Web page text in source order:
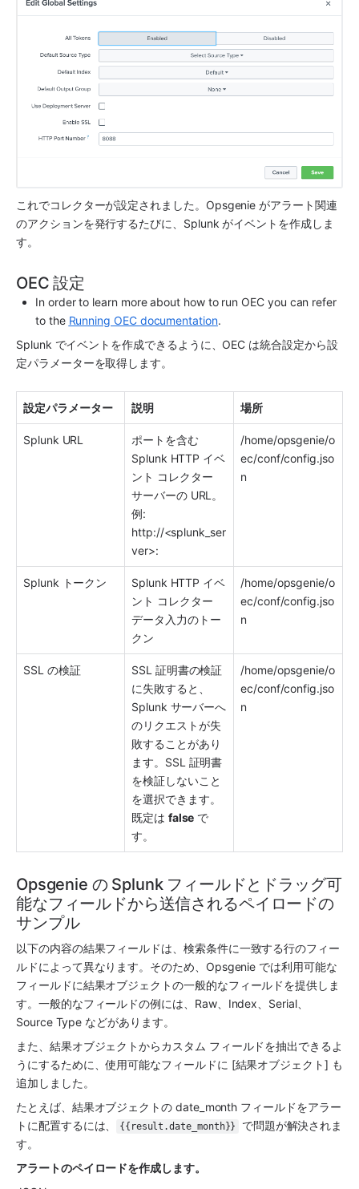
これでコレクターが設定されました。 Opsgenie がアラート関連
のアクションを発行するたびに、 Splunk がイベントを作成しま
す。
OEC 設定
In order to learn more about how to run OEC you can refer
to the Running OEC documentation.
Splunk でイベントを作成できるように、OEC は統合設定から設
定パラメーターを取得します。
設定パラメーター 説明 場所
Splunk URL
ポートを含む
Splunk HTTP イベ
ント コレクター
サーバーの URL。
例:
http://<splunk_ser
ver>:
/home/opsgenie/o
ec/conf/config.jso
n
Splunk トークン Splunk HTTP イベ
ント コレクター
データ入力のトー
クン
/home/opsgenie/o
ec/conf/config.jso
n
SSL の検証
SSL 証明書の検証
に失敗すると、
Splunk サーバーへ
のリクエストが失
敗することがあり
ます。SSL 証明書
を検証しないこと
を選択できます。
既定は false で
す。
/home/opsgenie/o
ec/conf/config.jso
n
Opsgenie の Splunk フィールドとドラッグ可
能なフィールドから送信されるペイロードの
サンプル
以下の内容の結果フィールドは、検索条件に一致する行のフィー
ルドによって異なります。そのため、 Opsgenie では利用可能な
フィールドに結果オブジェクトの一般的なフィールドを提供しま
す。一般的なフィールドの例には、Raw、Index、Serial、
Source Type などがあります。
また、結果オブジェクトからカスタム フィールドを抽出できるよ
うにするために、使用可能なフィールドに [結果オブジェクト] も
追加しました。
たとえば、結果オブジェクトの date_month フィールドをアラー
トに配置するには、
{{result.date_month}}
で問題が解決されま
す。
アラートのペイロードを作成します。